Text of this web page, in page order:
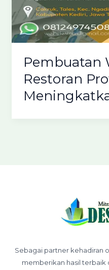
Pembuatan
Restoran
Sebagai partner kehadiran
memberikan hasil terbaik